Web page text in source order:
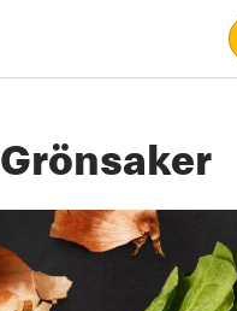
Grönsaker